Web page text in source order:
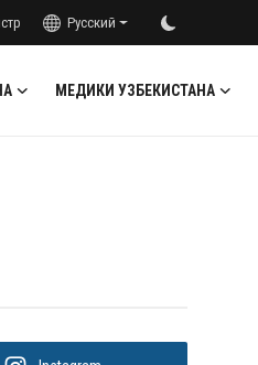
Русский
МЕДИКИ УЗБЕКИСТАНА